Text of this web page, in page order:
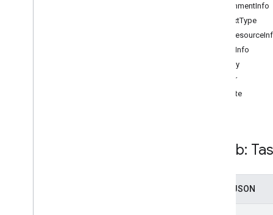
AssignmentInfo
ContextType
SpaceInfo
Metody
clear
delete
Zasób:
Zapis JSON